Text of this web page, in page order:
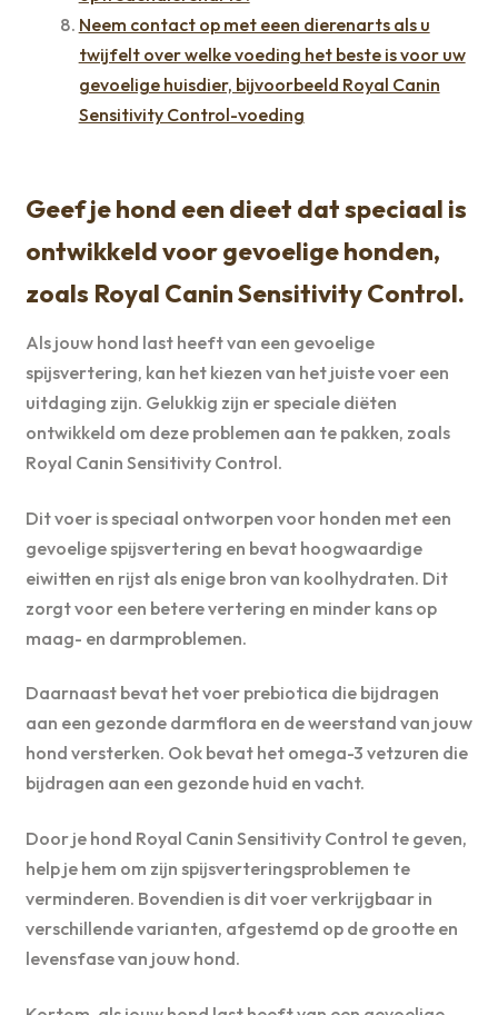
Neem contact op met eeen dierenarts als u
twijfelt over welke voeding het beste is voor uw
gevoelige huisdier, bijvoorbeeld Royal Canin
Sensitivity Control-voeding
Geef je hond een dieet dat speciaal is
ontwikkeld voor gevoelige honden,
zoals Royal Canin Sensitivity Control.
Als jouw hond last heeft van een gevoelige
spijsvertering, kan het kiezen van het juiste voer een
uitdaging zijn. Gelukkig zijn er speciale diëten
ontwikkeld om deze problemen aan te pakken, zoals
Royal Canin Sensitivity Control.
Dit voer is speciaal ontworpen voor honden met een
gevoelige spijsvertering en bevat hoogwaardige
eiwitten en rijst als enige bron van koolhydraten. Dit
zorgt voor een betere vertering en minder kans op
maag- en darmproblemen.
Daarnaast bevat het voer prebiotica die bijdragen
aan een gezonde darmflora en de weerstand van jouw
hond versterken. Ook bevat het omega-3 vetzuren die
bijdragen aan een gezonde huid en vacht.
Door je hond Royal Canin Sensitivity Control te geven,
help je hem om zijn spijsverteringsproblemen te
verminderen. Bovendien is dit voer verkrijgbaar in
verschillende varianten, afgestemd op de grootte en
levensfase van jouw hond.